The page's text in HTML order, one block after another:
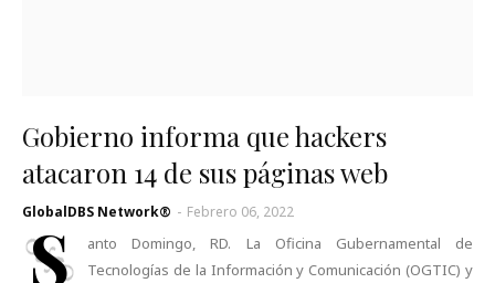
Gobierno informa que hackers
atacaron 14 de sus páginas web
GlobalDBS Network® - Febrero 06, 2022
S
anto Domingo, RD. La Oficina Gubernamental de
Tecnologías de la Información y Comunicación (OGTIC) y